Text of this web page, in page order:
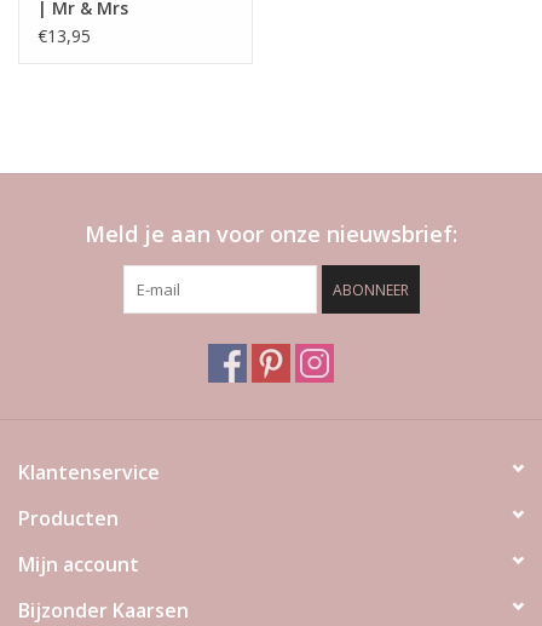
| Mr & Mrs
€13,95
Meld je aan voor onze nieuwsbrief:
ABONNEER
Klantenservice
Producten
Mijn account
Bijzonder Kaarsen